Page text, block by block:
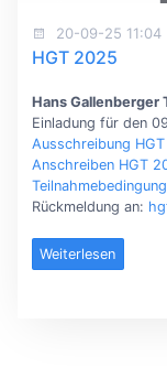
20-09-25 11:04
HGT 2025
Hans Gallenberger
Einladung für den
Ausschreibung
Anschreiben HGT
Rückmeldung an:
Weiterlesen